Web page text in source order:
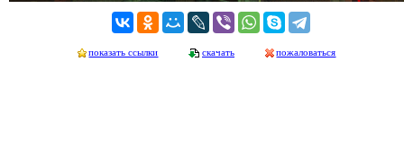
показать ссылки скачать пожаловаться